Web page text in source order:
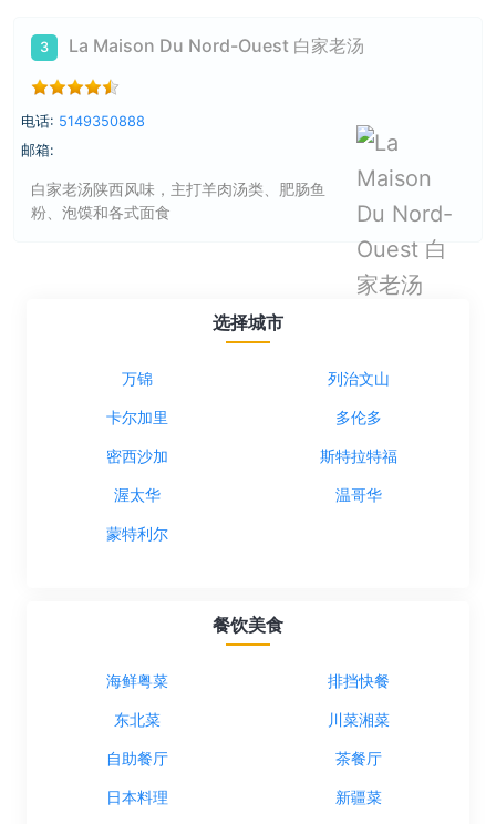
的金錢腱來搭配我們的牛肉面。
3 La Maison Du Nord-Ouest 白家老汤
电话: 5149350888
邮箱:
白家老汤陕西风味，主打羊肉汤类、肥肠鱼
粉、泡馍和各式面食
选择城市
万锦 列治文山
卡尔加里 多伦多
密西沙加 斯特拉特福
渥太华 温哥华
蒙特利尔
餐饮美食
海鲜粤菜 排挡快餐
东北菜 川菜湘菜
自助餐厅 茶餐厅
日本料理 新疆菜